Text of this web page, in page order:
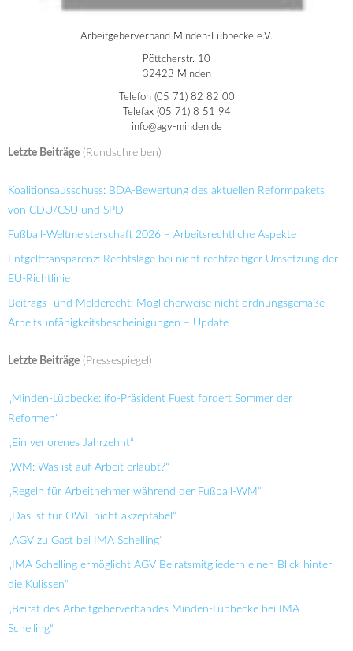
Arbeitgeberverband Minden-Lübbecke e.V.
Pöttcherstr. 10
32423 Minden
Telefon (05 71) 82 82 00
Telefax (05 71) 8 51 94
info@agv-minden.de
Letzte Beiträge (Rundschreiben)
Koalitionsausschuss: BDA-Bewertung des aktuellen Reformpakets
von CDU/CSU und SPD
Fußball-Weltmeisterschaft 2026 – Arbeitsrechtliche Aspekte
Entgelttransparenz: Rechtslage bei nicht rechtzeitiger Umsetzung der
EU-Richtlinie
Beitrags- und Melderecht: Möglicherweise nicht ordnungsgemäße
Arbeitsunfähigkeitsbescheinigungen – Update
Letzte Beiträge (Pressespiegel)
„Minden-Lübbecke: ifo-Präsident Fuest fordert Sommer der
Reformen“
„Ein verlorenes Jahrzehnt“
„WM: Was ist auf Arbeit erlaubt?“
„Regeln für Arbeitnehmer während der Fußball-WM“
„Das ist für OWL nicht akzeptabel“
„AGV zu Gast bei IMA Schelling“
„IMA Schelling ermöglicht AGV Beiratsmitgliedern einen Blick hinter
die Kulissen“
„Beirat des Arbeitgeberverbandes Minden-Lübbecke bei IMA
Schelling“